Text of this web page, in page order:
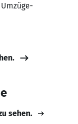
sehen.